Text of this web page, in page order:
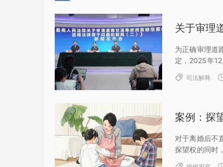
为正确审理道
定，2025年
法院关于审
《...
 司法解释
案例：探
对于离婚后不
探望权的同时
人进行探望，